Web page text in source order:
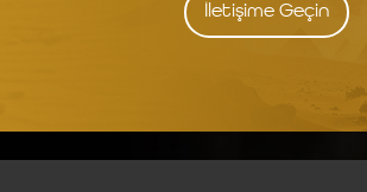
İletişime Geçin